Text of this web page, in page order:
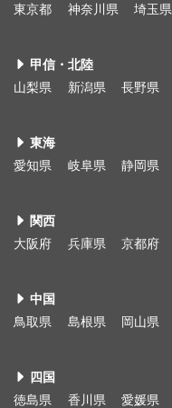
東京都
神奈川県 埼玉県
甲信・北陸
山梨県
新潟県 長野県
東海
愛知県
岐阜県 静岡県
関西
大阪府
兵庫県 京都府
中国
鳥取県
島根県 岡山県
四国
徳島県
香川県 愛媛県